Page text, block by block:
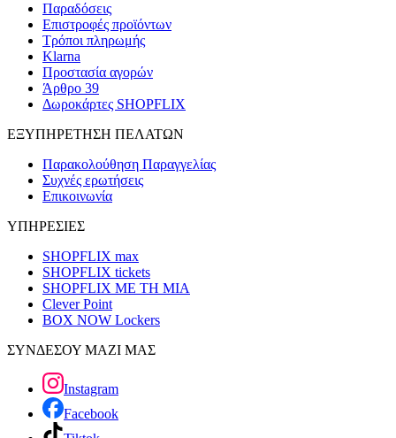
Παραδόσεις
Επιστροφές προϊόντων
Τρόποι πληρωμής
Klarna
Προστασία αγορών
Άρθρο 39
Δωροκάρτες SHOPFLIX
ΕΞΥΠΗΡΕΤΗΣΗ ΠΕΛΑΤΩΝ
Παρακολούθηση Παραγγελίας
Συχνές ερωτήσεις
Επικοινωνία
ΥΠΗΡΕΣΙΕΣ
SHOPFLIX max
SHOPFLIX tickets
SHOPFLIX ΜΕ ΤΗ ΜΙΑ
Clever Point
BOX NOW Lockers
ΣΥΝΔΕΣΟΥ ΜΑΖΙ ΜΑΣ
Instagram
Facebook